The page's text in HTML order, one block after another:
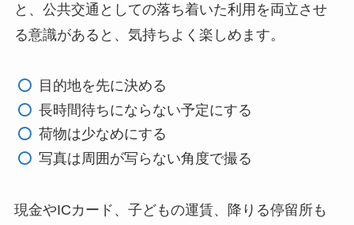
と、公共交通としての落ち着いた利用を両立させ
る意識があると、気持ちよく楽しめます。
目的地を先に決める
長時間待ちにならない予定にする
荷物は少なめにする
写真は周囲が写らない角度で撮る
現金やICカード、子どもの運賃、降りる停留所も